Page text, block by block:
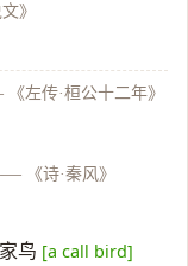
》
《左传·桓公十二年》
《诗·秦风》
鸟 [a call bird]